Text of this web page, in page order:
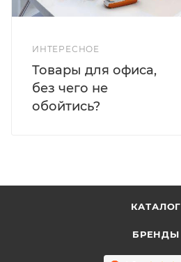
ИНТЕРЕСНОЕ
Товары для офиса,
без чего не
обойтись?
КАТАЛОГ
БРЕНДЫ